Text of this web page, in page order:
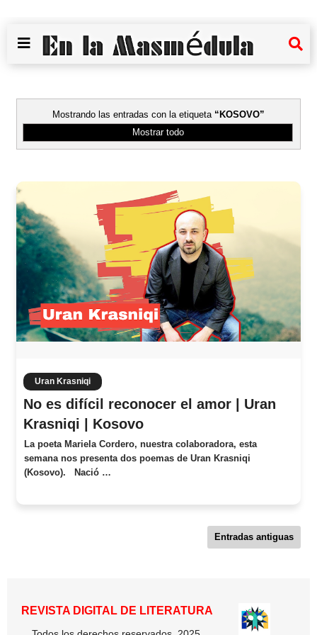
Mostrando las entradas con la etiqueta
KOSOVO
Mostrar todo
Uran Krasniqi
No es difícil reconocer el amor | Uran
Krasniqi | Kosovo
La poeta Mariela Cordero, nuestra colaboradora, esta
semana nos presenta dos poemas de Uran Krasniqi
(Kosovo). Nació …
Entradas antiguas
REVISTA DIGITAL DE LITERATURA